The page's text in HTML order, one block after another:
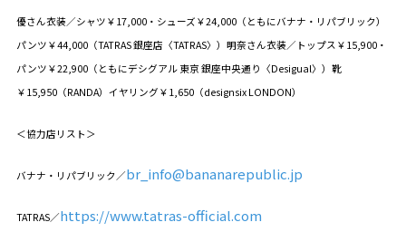
優さん衣装／シャツ￥17,000・シューズ￥24,000（ともにバナナ・リパブリック）
パンツ￥44,000（TATRAS 銀座店〈TATRAS〉）明奈さん衣装／トップス￥15,900・
パンツ￥22,900（ともにデシグアル 東京 銀座中央通り〈Desigual〉）靴
￥15,950（RANDA）イヤリング￥1,650（designsix LONDON）
＜協力店リスト＞
バナナ・リパブリック／br_info@bananarepublic.jp
TATRAS／https://www.tatras-official.com